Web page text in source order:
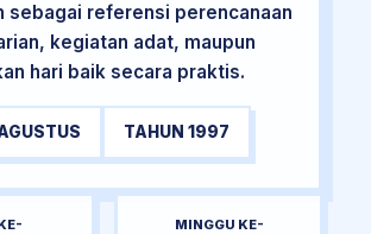
sebagai referensi perencanaan
kegiatan adat, maupun
hari baik secara praktis.
TAHUN 1997
MINGGU KE-